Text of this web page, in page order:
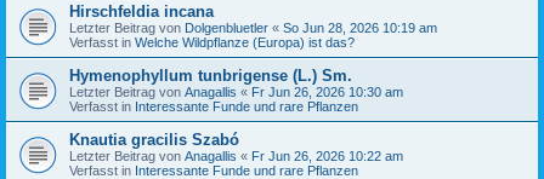
Hirschfeldia incana
Letzter Beitrag von Dolgenbluetler « So Jun 28, 2026 10:19 am
Verfasst in Welche Wildpflanze (Europa) ist das?
Hymenophyllum tunbrigense (L.) Sm.
Letzter Beitrag von Anagallis « Fr Jun 26, 2026 10:30 am
Verfasst in Interessante Funde und rare Pflanzen
Knautia gracilis Szabó
Letzter Beitrag von Anagallis « Fr Jun 26, 2026 10:22 am
Verfasst in Interessante Funde und rare Pflanzen